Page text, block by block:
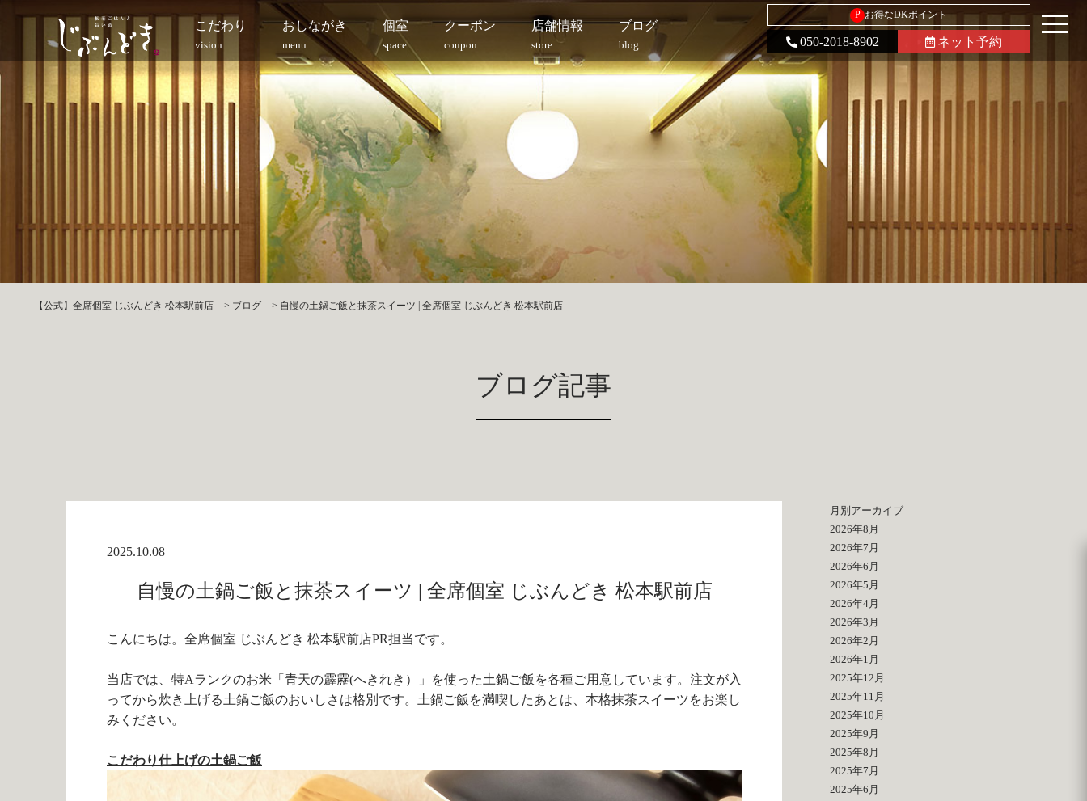
こだわり
vision
おしながき
menu
個室
space
クーポン
coupon
店舗情報
store
ブログ
blog
P お得なDKポイント
050-2018-8902 ネット予約
【公式】全席個室 じぶんどき 松本駅前店 > ブログ > 自慢の土鍋ご飯と抹茶スイーツ | 全席個室 じぶんどき 松本駅前店
ブログ記事
2025.10.08
自慢の土鍋ご飯と抹茶スイーツ | 全席個室 じぶんどき 松本駅前店
こんにちは。全席個室 じぶんどき 松本駅前店PR担当です。
当店では、特Aランクのお米「青天の霹靂(へきれき）」を使った土鍋ご飯を各種ご用意しています。注文が入
ってから炊き上げる土鍋ご飯のおいしさは格別です。土鍋ご飯を満喫したあとは、本格抹茶スイーツをお楽し
みください。
こだわり仕上げの土鍋ご飯
月別アーカイブ
2026年8月
2026年7月
2026年6月
2026年5月
2026年4月
2026年3月
2026年2月
2026年1月
2025年12月
2025年11月
2025年10月
2025年9月
2025年8月
2025年7月
2025年6月